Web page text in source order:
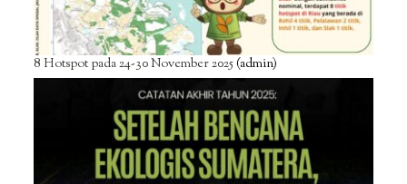
8 Hotspot pada 24-30 November 2025(admin)